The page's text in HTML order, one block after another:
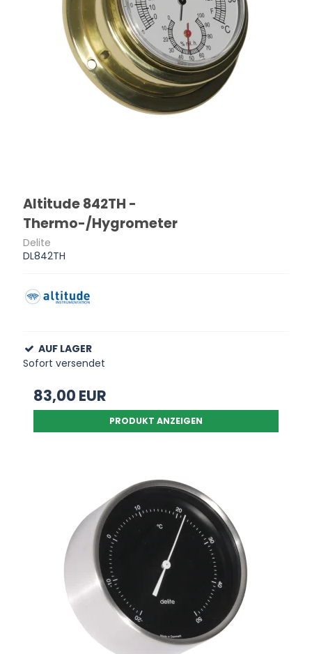
Altitude 842TH -
Thermo-/Hygrometer
Delite
DL842TH
AUF LAGER
Sofort versendet
83,00 EUR
PRODUKT ANZEIGEN